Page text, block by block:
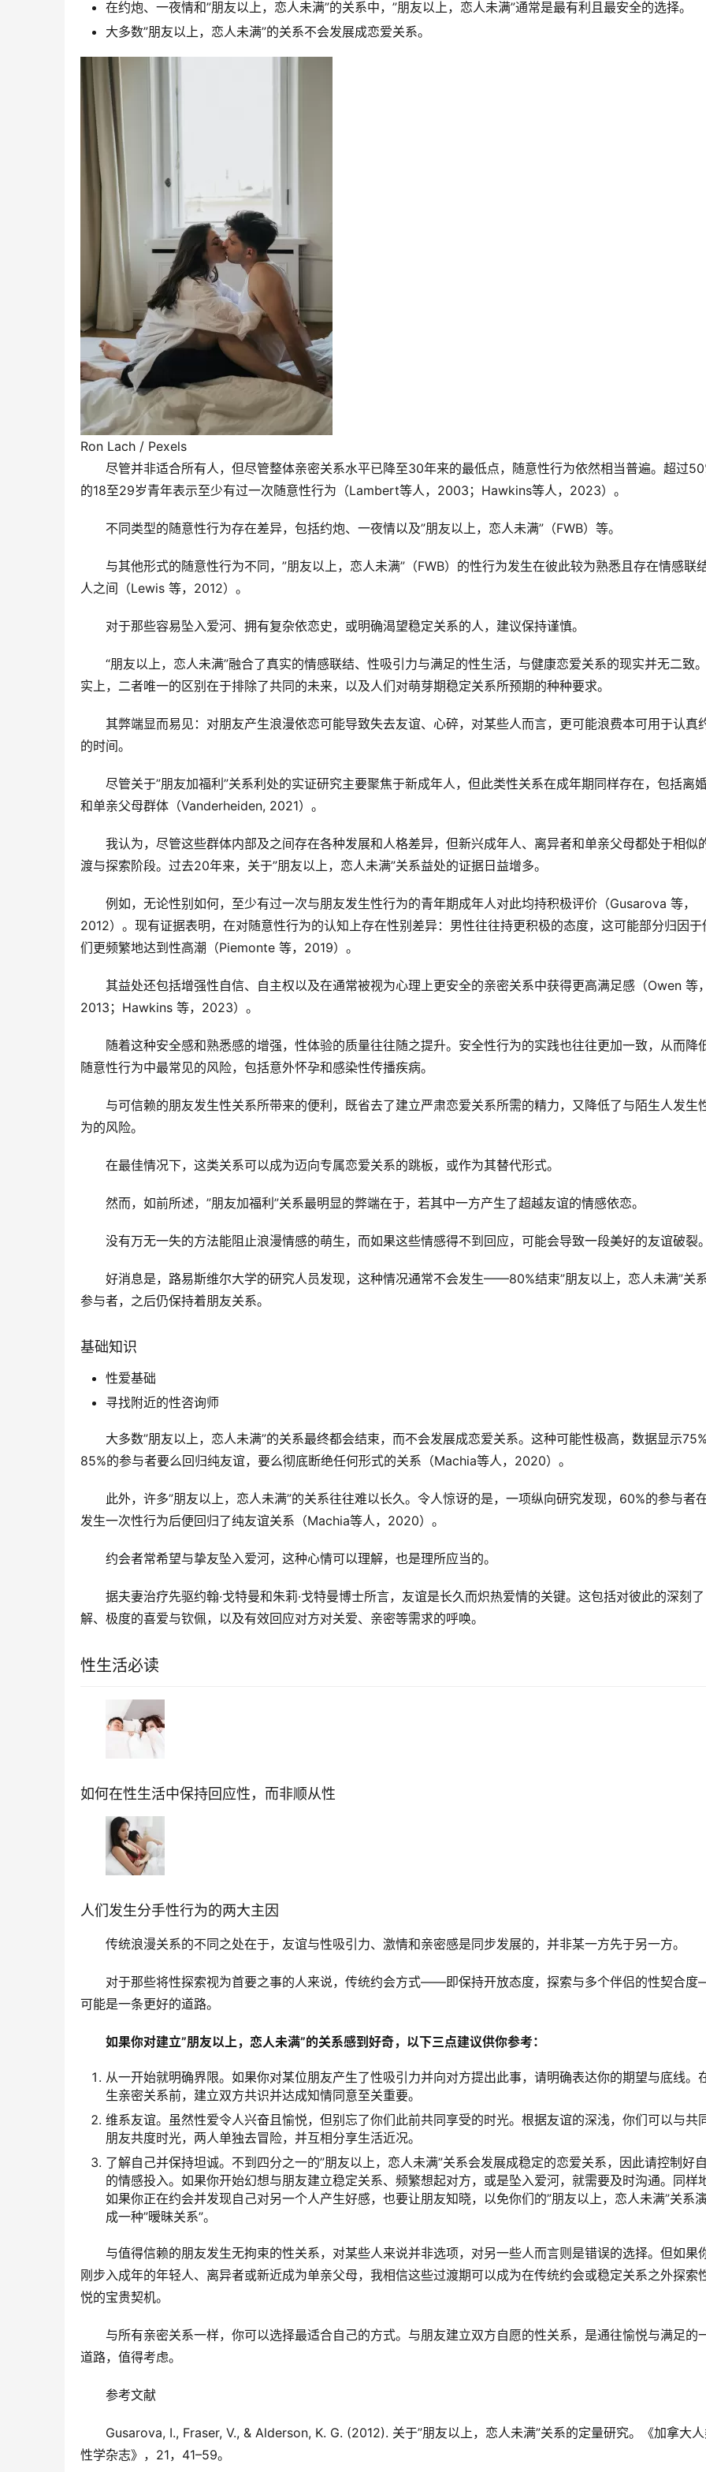
在约炮、一夜情和”朋友以上，恋人未满”的关系中，”朋友以上，恋人未满”通常是最有利且最安全的选择。
大多数”朋友以上，恋人未满”的关系不会发展成恋爱关系。
Ron Lach / Pexels
尽管并非适合所有人，但尽管整体亲密关系水平已降至30年来的最低点，随意性行为依然相当普遍。超过
的18至29岁青年表示至少有过一次随意性行为（Lambert等人，2003；Hawkins等人，2023）。
不同类型的随意性行为存在差异，包括约炮、一夜情以及”朋友以上，恋人未满”（FWB）等。
与其他形式的随意性行为不同，”朋友以上，恋人未满”（FWB）的性行为发生在彼此较为熟悉且存在情感联
人之间（Lewis 等，2012）。
对于那些容易坠入爱河、拥有复杂依恋史，或明确渴望稳定关系的人，建议保持谨慎。
“朋友以上，恋人未满”融合了真实的情感联结、性吸引力与满足的性生活，与健康恋爱关系的现实并无二致
实上，二者唯一的区别在于排除了共同的未来，以及人们对萌芽期稳定关系所预期的种种要求。
其弊端显而易见：对朋友产生浪漫依恋可能导致失去友谊、心碎，对某些人而言，更可能浪费本可用于认真
的时间。
尽管关于”朋友加福利”关系利处的实证研究主要聚焦于新成年人，但此类性关系在成年期同样存在，包括离
和单亲父母群体（Vanderheiden, 2021）。
我认为，尽管这些群体内部及之间存在各种发展和人格差异，但新兴成年人、离异者和单亲父母都处于相似
渡与探索阶段。过去20年来，关于”朋友以上，恋人未满”关系益处的证据日益增多。
例如，无论性别如何，至少有过一次与朋友发生性行为的青年期成年人对此均持积极评价（Gusarova 等，
2012）。现有证据表明，在对随意性行为的认知上存在性别差异：男性往往持更积极的态度，这可能部分归因于
们更频繁地达到性高潮（Piemonte 等，2019）。
其益处还包括增强性自信、自主权以及在通常被视为心理上更安全的亲密关系中获得更高满足感（Owen 等，
2013；Hawkins 等，2023）。
随着这种安全感和熟悉感的增强，性体验的质量往往随之提升。安全性行为的实践也往往更加一致，从而降
随意性行为中最常见的风险，包括意外怀孕和感染性传播疾病。
与可信赖的朋友发生性关系所带来的便利，既省去了建立严肃恋爱关系所需的精力，又降低了与陌生人发生
为的风险。
在最佳情况下，这类关系可以成为迈向专属恋爱关系的跳板，或作为其替代形式。
然而，如前所述，”朋友加福利”关系最明显的弊端在于，若其中一方产生了超越友谊的情感依恋。
没有万无一失的方法能阻止浪漫情感的萌生，而如果这些情感得不到回应，可能会导致一段美好的友谊破裂。
好消息是，路易斯维尔大学的研究人员发现，这种情况通常不会发生——80%结束”朋友以上，恋人未满”关
参与者，之后仍保持着朋友关系。
基础知识
性爱基础
寻找附近的性咨询师
大多数”朋友以上，恋人未满”的关系最终都会结束，而不会发展成恋爱关系。这种可能性极高，数据显示
85%的参与者要么回归纯友谊，要么彻底断绝任何形式的关系（Machia等人，2020）。
此外，许多”朋友以上，恋人未满”的关系往往难以长久。令人惊讶的是，一项纵向研究发现，60%的参与者
发生一次性行为后便回归了纯友谊关系（Machia等人，2020）。
约会者常希望与挚友坠入爱河，这种心情可以理解，也是理所应当的。
据夫妻治疗先驱约翰·戈特曼和朱莉·戈特曼博士所言，友谊是长久而炽热爱情的关键。这包括对彼此的深刻了
解、极度的喜爱与钦佩，以及有效回应对方对关爱、亲密等需求的呼唤。
性生活必读
如何在性生活中保持回应性，而非顺从性
人们发生分手性行为的两大主因
传统浪漫关系的不同之处在于，友谊与性吸引力、激情和亲密感是同步发展的，并非某一方先于另一方。
对于那些将性探索视为首要之事的人来说，传统约会方式——即保持开放态度，探索与多个伴侣的性契合
可能是一条更好的道路。
如果你对建立”朋友以上，恋人未满”的关系感到好奇，以下三点建议供你参考：
从一开始就明确界限。如果你对某位朋友产生了性吸引力并向对方提出此事，请明确表达你的期望与底线。
生亲密关系前，建立双方共识并达成知情同意至关重要。
维系友谊。虽然性爱令人兴奋且愉悦，但别忘了你们此前共同享受的时光。根据友谊的深浅，你们可以与共
朋友共度时光，两人单独去冒险，并互相分享生活近况。
了解自己并保持坦诚。不到四分之一的”朋友以上，恋人未满”关系会发展成稳定的恋爱关系，因此请控制好
的情感投入。如果你开始幻想与朋友建立稳定关系、频繁想起对方，或是坠入爱河，就需要及时沟通。同样地
如果你正在约会并发现自己对另一个人产生好感，也要让朋友知晓，以免你们的”朋友以上，恋人未满”关系
成一种”暧昧关系”。
与值得信赖的朋友发生无拘束的性关系，对某些人来说并非选项，对另一些人而言则是错误的选择。但如果
刚步入成年的年轻人、离异者或新近成为单亲父母，我相信这些过渡期可以成为在传统约会或稳定关系之外探索
悦的宝贵契机。
与所有亲密关系一样，你可以选择最适合自己的方式。与朋友建立双方自愿的性关系，是通往愉悦与满足的
道路，值得考虑。
参考文献
Gusarova, I., Fraser, V., & Alderson, K. G. (2012). 关于”朋友以上，恋人未满”关系的定量研究。《加拿大
性学杂志》，21，41–59。